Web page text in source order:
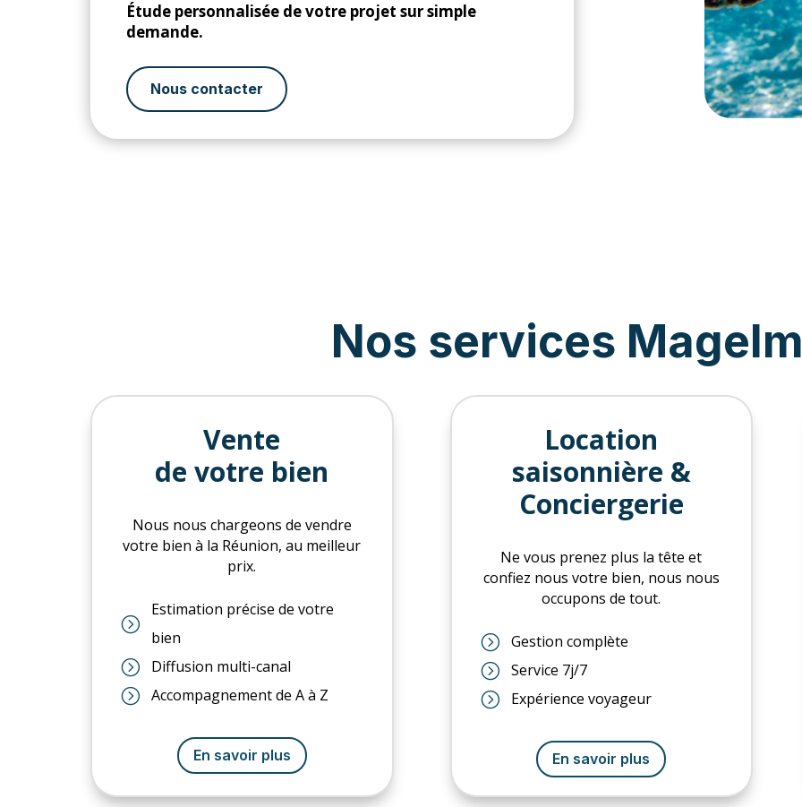
Étude personnalisée de votre projet sur simple
demande.
Nous contacter
Nos services
Vente
de votre bien
Nous nous chargeons de vendre
votre bien à la Réunion, au meilleur
prix.
=
Estimation précise de votre
bien
=
Diffusion multi-canal
=
Accompagnement de A à Z
En savoir plus
Location
saisonnière &
Conciergerie
Ne vous prenez plus la tête et
confiez nous votre bien, nous nous
occupons de tout.
=
Gestion complète
=
Service 7j/7
=
Expérience voyageur
En savoir plus